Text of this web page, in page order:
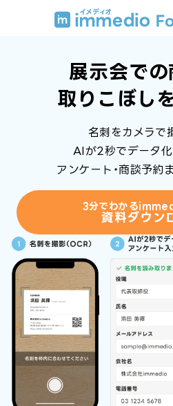
展示会での
取りこぼし
名刺をカメラで
AIが2秒でデータ化
アンケート・商談予約
3分でわかる
資料ダウン